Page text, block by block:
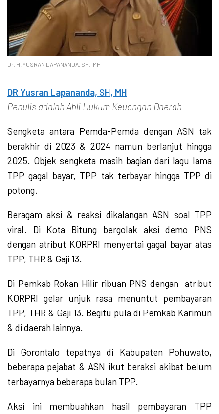
Dr. H. YUSRAN LAPANANDA, SH., MH
DR Yusran Lapananda, SH, MH
Penulis adalah Ahli Hukum Keuangan Daerah
Sengketa antara Pemda-Pemda dengan ASN tak
berakhir di 2023 & 2024 namun berlanjut hingga
2025. Objek sengketa masih bagian dari lagu lama
TPP gagal bayar, TPP tak terbayar hingga TPP di
potong.
Beragam aksi & reaksi dikalangan ASN soal TPP
viral. Di Kota Bitung bergolak aksi demo PNS
dengan atribut KORPRI menyertai gagal bayar atas
TPP, THR & Gaji 13.
Di Pemkab Rokan Hilir ribuan PNS dengan atribut
KORPRI gelar unjuk rasa menuntut pembayaran
TPP, THR & Gaji 13. Begitu pula di Pemkab Karimun
& di daerah lainnya.
Di Gorontalo tepatnya di Kabupaten Pohuwato,
beberapa pejabat & ASN ikut beraksi akibat belum
terbayarnya beberapa bulan TPP.
Aksi ini membuahkan hasil pembayaran TPP